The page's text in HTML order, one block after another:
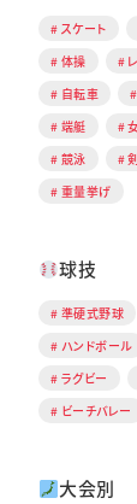
スケート
体操
自転車
端艇
競泳
重量挙げ
球技
準硬式野球
ハンドボール
ラグビー
ビーチバレー
大会別